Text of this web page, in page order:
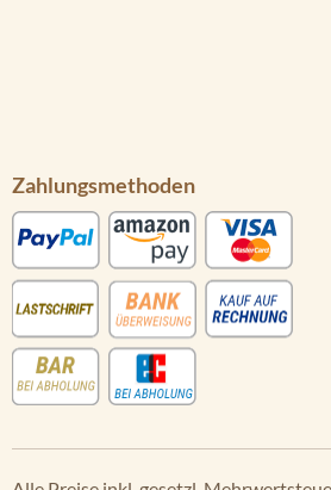
Zahlungsmethoden